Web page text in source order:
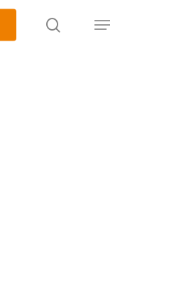
searchMenu